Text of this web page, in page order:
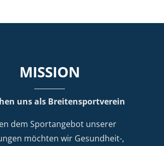
MISSION
uns als Breitensportverein
dem Sportangebot unserer
möchten wir Gesundheit-,